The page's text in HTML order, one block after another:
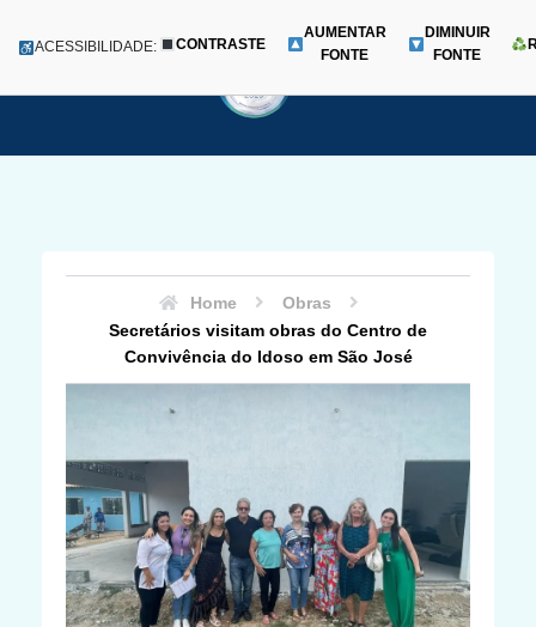
para
Menu
ACESSIBILIDADE: CONTRASTE
AUMENTAR
FONTE
DIMINUIR
FONTE
Home
Obras
Secretários visitam obras do Centro de
Convivência do Idoso em São José